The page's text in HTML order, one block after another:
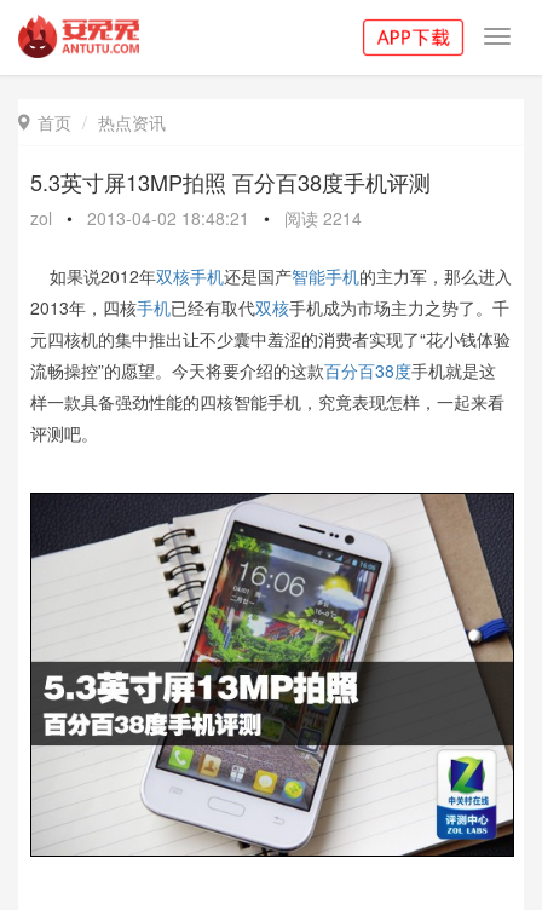
 首页 热点资讯
5.3英寸屏13MP拍照 百分百38度手机评测
zol • 2013-04-02 18:48:21 • 阅读 2214
如果说2012年双核手机还是国产智能手机的主力军，那么进入
2013年，四核手机已经有取代双核手机成为市场主力之势了。千
元四核机的集中推出让不少囊中羞涩的消费者实现了“花小钱体验
流畅操控”的愿望。今天将要介绍的这款百分百38度手机就是这
样一款具备强劲性能的四核智能手机，究竟表现怎样，一起来看
评测吧。